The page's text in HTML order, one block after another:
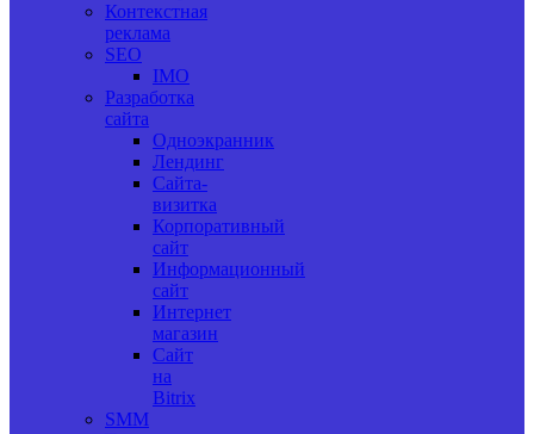
Контекстная
реклама
SEO
IMO
Разработка
сайта
Одноэкранник
Лендинг
Сайта-
визитка
Корпоративный
сайт
Информационный
сайт
Интернет
магазин
Сайт
на
Bitrix
SMM